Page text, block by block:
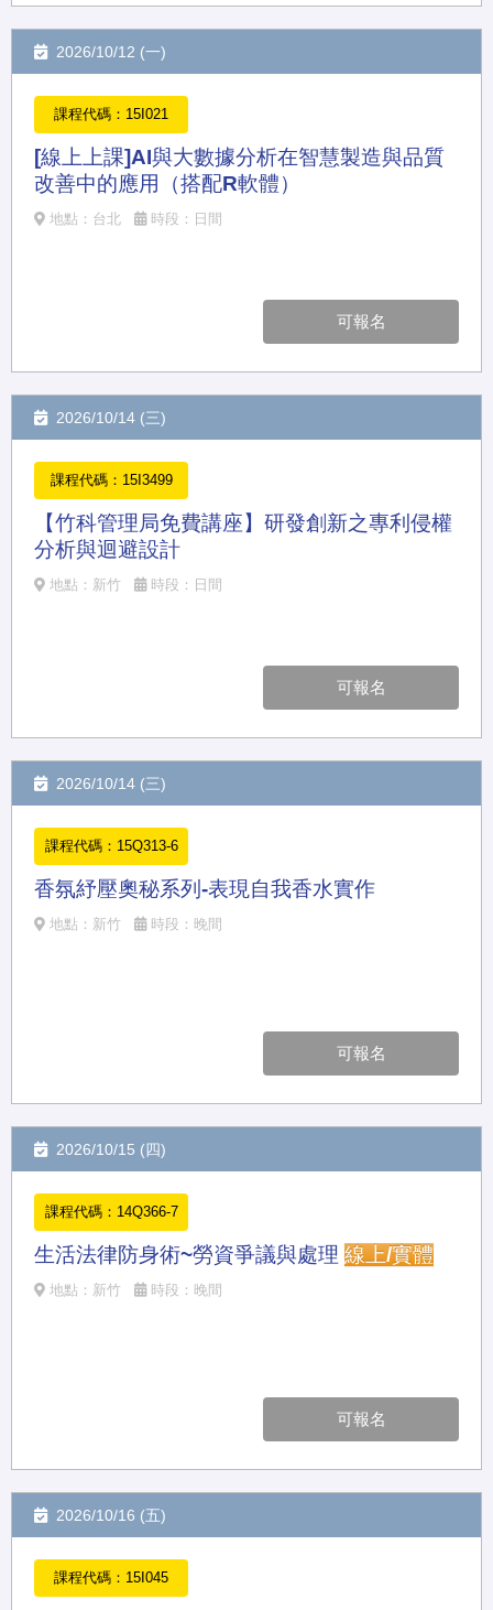
2026/10/12 (一)
課程代碼：15I021
[線上上課]AI與大數據分析在智慧製造與品質
改善中的應用（搭配R軟體）
地點：台北 時段：日間
可報名
2026/10/14 (三)
課程代碼：15I3499
【竹科管理局免費講座】研發創新之專利侵權
分析與迴避設計
地點：新竹 時段：日間
可報名
2026/10/14 (三)
課程代碼：15Q313-6
香氛紓壓奧秘系列-表現自我香水實作
地點：新竹 時段：晚間
可報名
2026/10/15 (四)
課程代碼：14Q366-7
生活法律防身術~勞資爭議與處理 線上/實體
地點：新竹 時段：晚間
可報名
2026/10/16 (五)
課程代碼：15I045